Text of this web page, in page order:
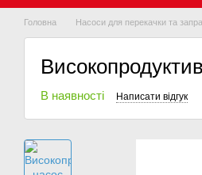
Контакти
Головна Насоси для перекачки та
В наявності Написати відгук